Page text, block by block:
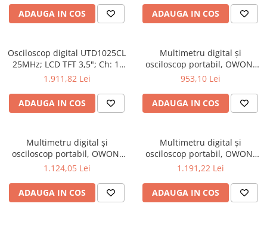
Accesorii
Osciloscoape AXIOMET
Osciloscoape FLUKE
Osciloscoape GW INSTEK
Osciloscoape HANTEK
Osciloscoape OWON
Osciloscoape Peaktech
Osciloscoape ROHDE & SCHWARZ
Osciloscoape TELEDYNE LECROY
ADAUGA IN COS ADAUGA IN COS
Osciloscop digital UTD1025CL
25MHz; LCD TFT 3,5"; Ch: 1;
250Msps; 12kpts compatibil
1.911,82 Lei
ADAUGA IN COS
Multimetru digital și
osciloscop portabil, OWON,
HDS242, 200mV-1kV, 200mA-
953,10 Lei
ADAUGA IN COS
Multimetru digital și
osciloscop portabil, OWON,
HDS242S, 200mV-1kV, 200mA-
1.124,05 Lei
ADAUGA IN COS
Multimetru digital și
osciloscop portabil, OWON,
HDS272, 200mV-1kV, 200mA-
1.191,22 Lei
ADAUGA IN COS